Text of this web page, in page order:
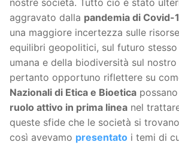
aggravato dalla pandemia di Covid-
una maggiore incertezza sulle
equilibri geopolitici, sul futuro
umana e della biodiversità sul nostro
pertanto opportuno riflettere su
Nazionali di Etica e Bioetica
ruolo attivo in prima linea nel
queste sfide che le società si
così avevamo presentato i temi di